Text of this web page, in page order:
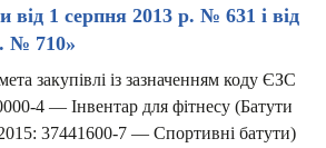
від 1 серпня 2013 р. № 631 і від
№ 710»
закупівлі із зазначенням коду ЄЗС
4 — Інвентар для фітнесу (Батути
37441600-7 — Спортивні батути)